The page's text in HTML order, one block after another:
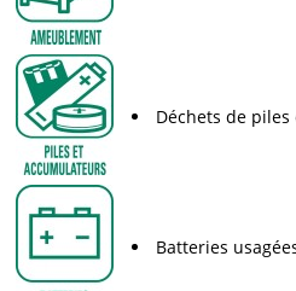
Déchets de
Batteries